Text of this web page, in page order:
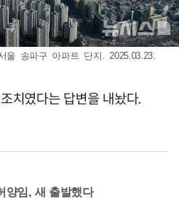
울 송파구 아파트 단지. 2025.03.23.
치였다는 답변을 내놨다.
양임, 새 출발했다